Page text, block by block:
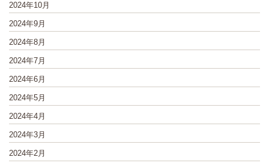
2024年10月
2024年9月
2024年8月
2024年7月
2024年6月
2024年5月
2024年4月
2024年3月
2024年2月